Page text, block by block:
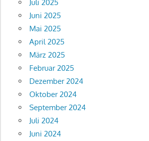
Juli 2025
Juni 2025
Mai 2025
April 2025
März 2025
Februar 2025
Dezember 2024
Oktober 2024
September 2024
Juli 2024
Juni 2024